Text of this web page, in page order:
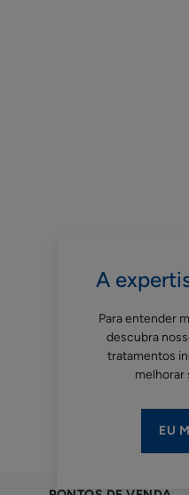
A
Para entender
descubra
tratamentos
melhorar
EU